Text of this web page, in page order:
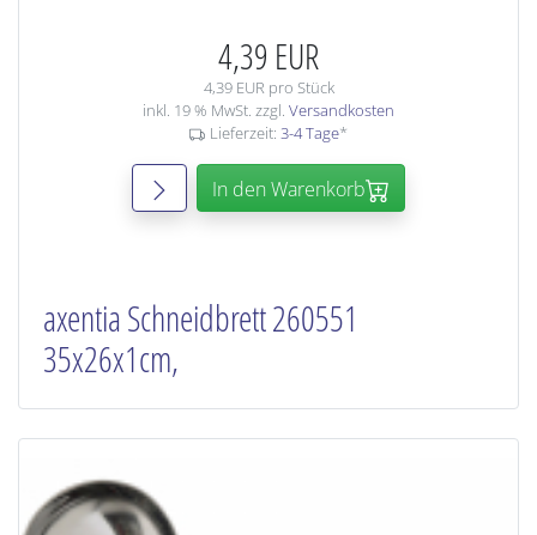
4,39 EUR
4,39 EUR pro Stück
inkl. 19 % MwSt. zzgl. Versandkosten
Lieferzeit: 3-4 Tage*
In den Warenkorb
axentia Schneidbrett 260551
35x26x1cm,